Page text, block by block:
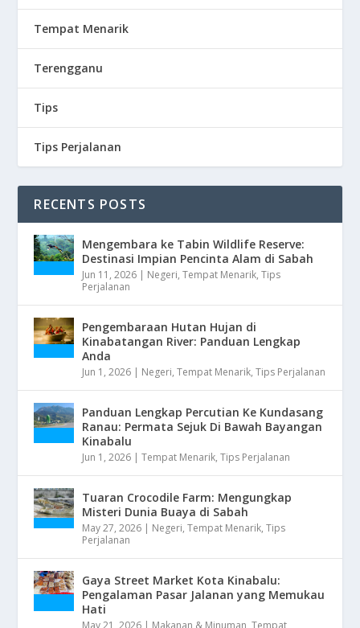
Tempat Menarik
Terengganu
Tips
Tips Perjalanan
RECENTS POSTS
Mengembara ke Tabin Wildlife Reserve:
Destinasi Impian Pencinta Alam di Sabah
Jun 11, 2026 | Negeri,Tempat Menarik,Tips
Perjalanan
Pengembaraan Hutan Hujan di
Kinabatangan River: Panduan Lengkap
Anda
Jun 1, 2026 | Negeri,Tempat Menarik,Tips Perjalanan
Panduan Lengkap Percutian Ke Kundasang
Ranau: Permata Sejuk Di Bawah Bayangan
Kinabalu
Jun 1, 2026 |Tempat Menarik,Tips Perjalanan
Tuaran Crocodile Farm: Mengungkap
Misteri Dunia Buaya di Sabah
May 27, 2026 | Negeri,Tempat Menarik,Tips
Perjalanan
Gaya Street Market Kota Kinabalu:
Pengalaman Pasar Jalanan yang Memukau
Hati
May 21, 2026 | Makanan & Minuman ,Tempat